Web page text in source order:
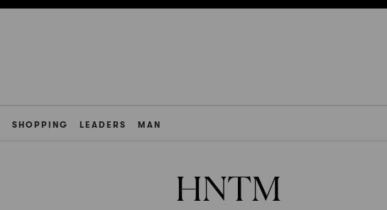
SHOPPING LEADERS MAN
HNTM